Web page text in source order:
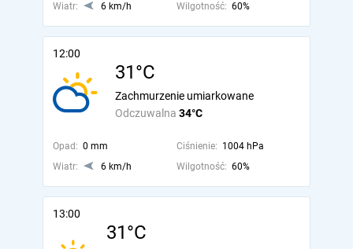
Wiatr:
6 km/h Wilgotność: 60%
12:00
31°C
Odczuwalna 34°C
Zachmurzenie umiarkowane
Opad: 0 mm Ciśnienie: 1004 hPa
Wiatr:
6 km/h Wilgotność: 60%
13:00
31°C